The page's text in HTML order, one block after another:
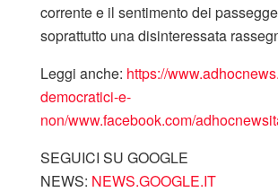
corrente e il sentimento dei
soprattutto una disinteressata
Leggi anche: https://
democratici-e-
non/www.facebook.com/
SEGUICI SU GOOGLE
NEWS: NEWS.GOOGLE.IT